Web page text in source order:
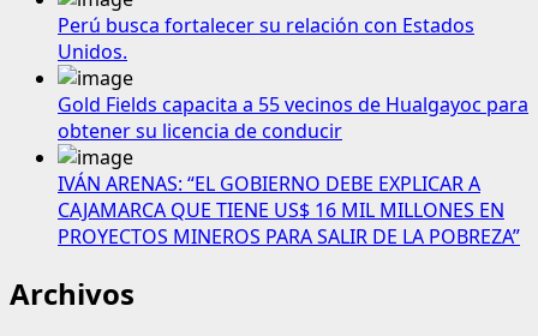
Perú busca fortalecer su relación con Estados
Unidos.
Gold Fields capacita a 55 vecinos de Hualgayoc para
obtener su licencia de conducir
IVÁN ARENAS: “EL GOBIERNO DEBE EXPLICAR A
CAJAMARCA QUE TIENE US$ 16 MIL MILLONES EN
PROYECTOS MINEROS PARA SALIR DE LA POBREZA”
Archivos